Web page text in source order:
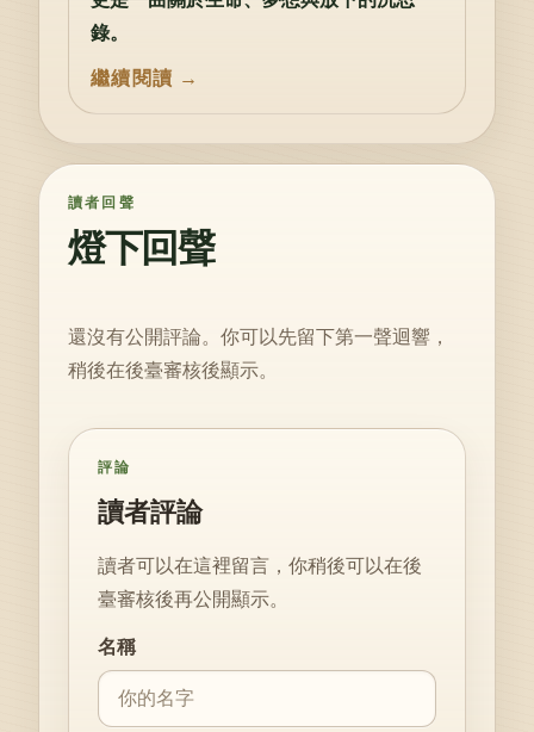
錄。
讀者回聲
燈下回聲
還沒有公開評論。你可以先留下第一聲迴響，
稍後在後臺審核後顯示。
評論
讀者評論
讀者可以在這裡留言，你稍後可以在後
臺審核後再公開顯示。
名稱
Website